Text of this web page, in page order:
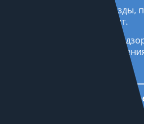
Настраиваем переезды,
трафик только растет.
Аудиты, авторский
мониторинг
Узнать